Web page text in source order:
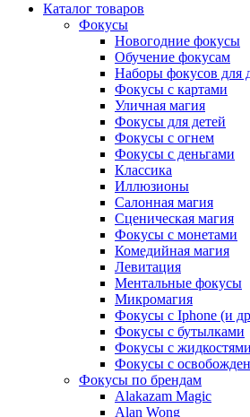
Каталог товаров
Фокусы
Новогодние фокусы
Обучение фокусам
Наборы фокусов для
Фокусы с картами
Уличная магия
Фокусы для детей
Фокусы с огнем
Фокусы с деньгами
Классика
Иллюзионы
Салонная магия
Сценическая магия
Фокусы с монетами
Комедийная магия
Левитация
Ментальные фокусы
Микромагия
Фокусы с Iphone (и
Фокусы с бутылками
Фокусы с
Фокусы с
Фокусы по брендам
Alakazam Magic
Alan Wong